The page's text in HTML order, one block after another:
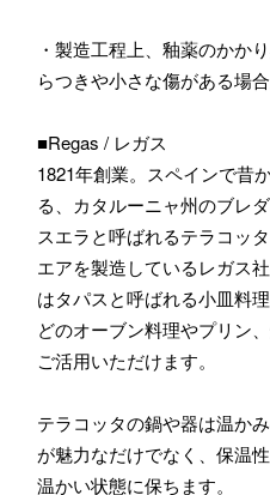
・製造工程上、釉薬のかか
らつきや小さな傷がある場合
■Regas / レガス
1821年創業。スペインで昔
る、カタルーニャ州のブレ
スエラと呼ばれるテラコッ
エアを製造しているレガス
はタパスと呼ばれる小皿料
どのオーブン料理やプリン
ご活用いただけます。
テラコッタの鍋や器は温か
が魅力なだけでなく、保温
温かい状態に保ちます。